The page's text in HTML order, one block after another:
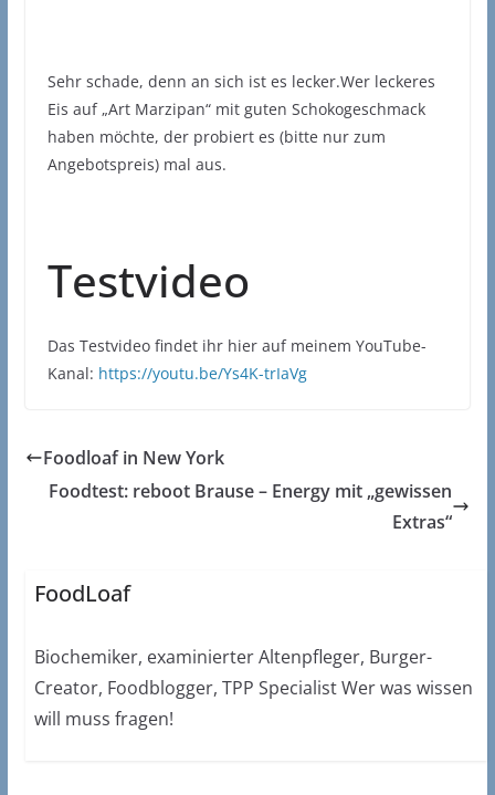
Sehr schade, denn an sich ist es lecker.Wer leckeres
Eis auf „Art Marzipan“ mit guten Schokogeschmack
haben möchte, der probiert es (bitte nur zum
Angebotspreis) mal aus.
Testvideo
Das Testvideo findet ihr hier auf meinem YouTube-
Kanal: https://youtu.be/Ys4K-trIaVg
Foodloaf in New York
Foodtest: reboot Brause – Energy mit „gewissen
Extras“
FoodLoaf
Biochemiker, examinierter Altenpfleger, Burger-
Creator, Foodblogger, TPP Specialist Wer was wissen
will muss fragen!